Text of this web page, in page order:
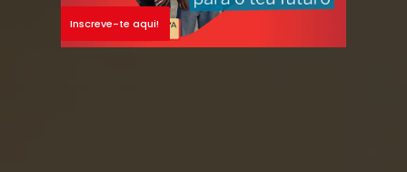
Inscreve-te aqui!